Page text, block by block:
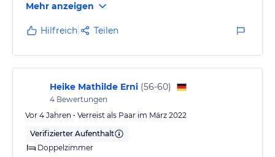
kurzen Ketten gehalten wurden.
Mehr anzeigen
Hilfreich Teilen
Heike Mathilde Erni (56-60)
4 Bewertungen
Vor 4 Jahren • Verreist als Paar im März 2022
Verifizierter Aufenthalt
Doppelzimmer